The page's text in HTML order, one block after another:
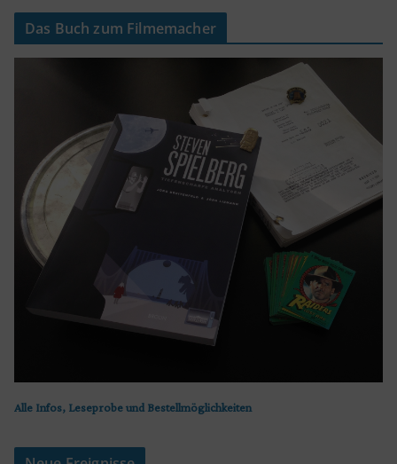
Das Buch zum Filmemacher
Alle Infos, Leseprobe und Bestellmöglichkeiten